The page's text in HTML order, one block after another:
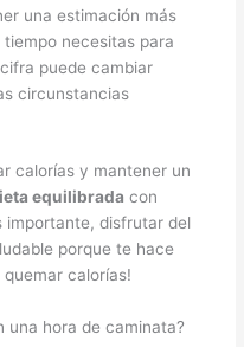
una estimación más
necesitas para
puede cambiar
circunstancias
calorías y mantener un
equilibrada con
importante, disfrutar del
porque te hace
calorías!
una hora de caminata?